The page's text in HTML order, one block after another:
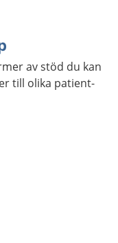
av stöd du kan
till olika patient-